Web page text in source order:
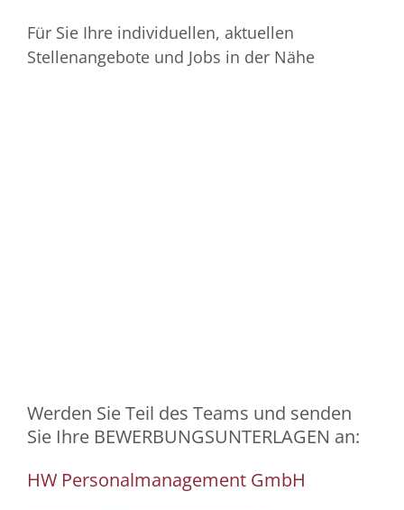
Für Sie Ihre individuellen, aktuellen
Stellenangebote und Jobs in der Nähe
Werden Sie Teil des Teams und senden
Sie Ihre BEWERBUNGSUNTERLAGEN an:
HW Personalmanagement GmbH